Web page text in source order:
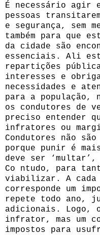
É necessário agir
pessoas
e segurança, sem
também para que
da cidade são
essenciais. Ali
repartições
interesses e
necessidades e
para a população,
os condutores de
preciso entender
infratores ou
Condutores não
porque punir é
deve ser ‘multar’,
Co ntudo, para
viabilizar. A cada
corresponde um
repete todo ano,
adicionais. Logo,
infrator, mas um
impostos para